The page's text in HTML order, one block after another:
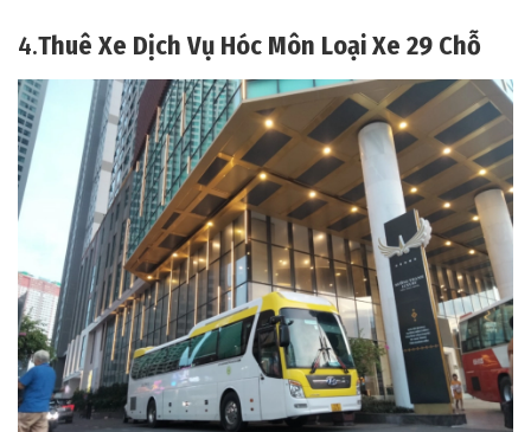
4.Thuê Xe Dịch Vụ Hóc Môn Loại Xe 29 Chỗ